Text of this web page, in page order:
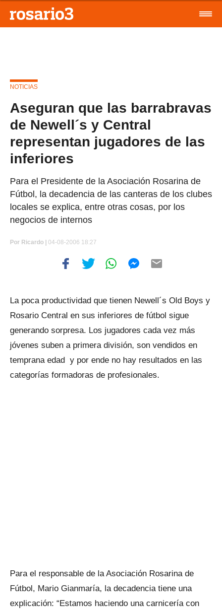
NOTICIAS
Aseguran que las barrabravas
de Newell´s y Central
representan jugadores de las
inferiores
Para el Presidente de la Asociación Rosarina de
Fútbol, la decadencia de las canteras de los clubes
locales se explica, entre otras cosas, por los
negocios de internos
Por Ricardo | 04-08-2006 18:27
La poca productividad que tienen Newell´s Old Boys y
Rosario Central en sus inferiores de fútbol sigue
generando sorpresa. Los jugadores cada vez más
jóvenes suben a primera división, son vendidos en
temprana edad y por ende no hay resultados en las
categorías formadoras de profesionales.
Para el responsable de la Asociación Rosarina de
Fútbol, Mario Gianmaría, la decadencia tiene una
explicación: “Estamos haciendo una carnicería con